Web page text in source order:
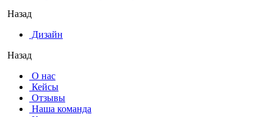
Назад
Дизайн
Назад
О нас
Кейсы
Отзывы
Наша команда